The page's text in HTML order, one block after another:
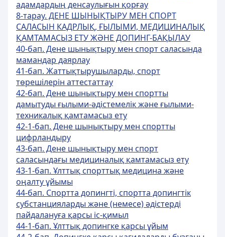
адамдардың денсаулығын қорғау
8-тарау. ДЕНЕ ШЫНЫҚТЫРУ МЕН СПОРТ
САЛАСЫН КАДРЛЫҚ, ҒЫЛЫМИ, МЕДИЦИНАЛЫҚ
ҚАМТАМАСЫЗ ЕТУ ЖӘНЕ ДОПИНГ-БАҚЫЛАУ
40-бап. Дене шынықтыру мен спорт саласында
мамандар даярлау
41-бап. Жаттықтырушыларды, спорт
төрешілерін аттестаттау
42-бап. Дене шынықтыру мен спортты
дамытуды ғылыми-әдістемелік және ғылыми-
техникалық қамтамасыз ету
42-1-бап. Дене шынықтыру мен спортты
цифрландыру
43-бап. Дене шынықтыру мен спорт
саласындағы медициналық қамтамасыз ету
43-1-бап. Ұлттық спорттық медицина жəне
оңалту ұйымы
44-бап. Спортта допингті, спортта допингтік
субстанцияларды және (немесе) әдістерді
пайдалануға қарсы іс-қимыл
44-1-бап. Ұлттық допингке қарсы ұйым